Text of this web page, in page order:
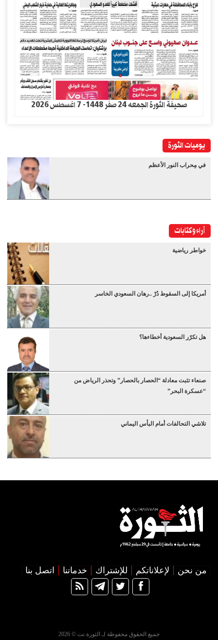
صحيفة الثورة الجمعه 24 صفر 1448- 7 اغسطس 2026
يوميات الثورة
في مِحراب النور الأعظم
آراء وكتابات
خواطر رياضية
أمريكا إلى السقوط دُرْ ..رهان السعودي الخاسر
هل تكرّر السعودية أخطاءها؟
صنعاء تثبت معادلة “الحصار بالحصار” وتحذر الرياض من
“عسكرة البحر”
تلاشي التحالفات أمام البأس اليماني
من نحن لإعلاناتكم للإشتراك خدماتنا اتصل بنا
جميع الحقوق محفوظة لـ الثورة نت © 2026